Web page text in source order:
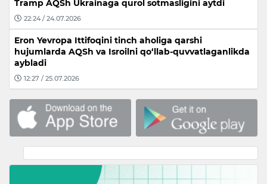
Tramp AQSh Ukrainaga qurol sotmasligini aytdi
22:24 / 24.07.2026
Eron Yevropa Ittifoqini tinch aholiga qarshi
hujumlarda AQSh va Isroilni qo‘llab-quvvatlaganlikda
aybladi
12:27 / 25.07.2026